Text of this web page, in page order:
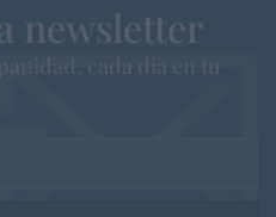
newsletter
cada dia en tu